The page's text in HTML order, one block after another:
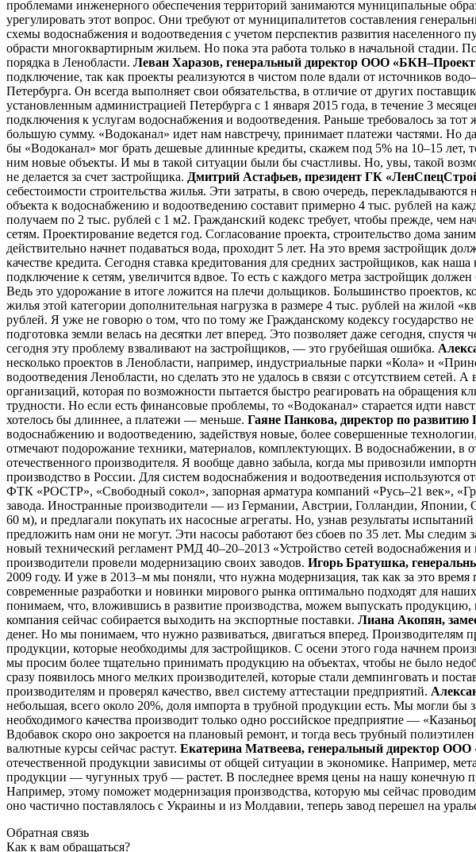
проблемами инженерного обеспечения территорий занимаются муниципальные
урегулировать этот вопрос. Они требуют от муниципалитетов составления
схемы водоснабжения и водоотведения с учетом перспектив развития населенного
обрасти многоквартирным жильем. Но пока эта работа только в начальной стадии.
порядка в Ленобласти. Леван Харазов, генеральный директор ООО
подключение, так как проекты реализуются в чистом поле вдали от источников
Петербурга. Он всегда выполняет свои обязательства, в отличие от других
установленным администрацией Петербурга с 1 января 2015 года, в течение 3
подключения к услугам водоснабжения и водоотведения. Раньше требовалось за
большую сумму. «Водоканал» идет нам навстречу, принимает платежи частями. Но
бы «Водоканал» мог брать дешевые длинные кредиты, скажем под 5% на 10–15 лет,
ним новые объекты. И мы в такой ситуации были бы счастливы. Но, увы, такой
не делается за счет застройщика. Дмитрий Астафьев, президент ГК
себестоимости строительства жилья. Эти затраты, в свою очередь,
объекта к водоснабжению и водоотведению составит примерно 4 тыс. рублей на
получаем по 2 тыс. рублей с 1 м2. Гражданский кодекс требует, чтобы прежде, чем
сетям. Проектирование ведется год. Согласование проекта, строительство дома
действительно начнет подаваться вода, проходит 5 лет. На это время застройщик
качестве кредита. Сегодня ставка кредитования для средних застройщиков, как
подключение к сетям, увеличится вдвое. То есть с каждого метра застройщик
Ведь это удорожание в итоге ложится на плечи дольщиков. Большинство проектов,
жилья этой категории дополнительная нагрузка в размере 4 тыс. рублей на жилой
рублей. Я уже не говорю о том, что по тому же Гражданскому кодексу государство
подготовка земли велась на десятки лет вперед. Это позволяет даже сегодня,
сегодня эту проблему взваливают на застройщиков, — это грубейшая ошибка.
несколько проектов в Ленобласти, например, индустриальные парки «Кола» и
водоотведения Ленобласти, но сделать это не удалось в связи с отсутствием
организаций, которая по возможности пытается быстро реагировать на обращения
трудности. Но если есть финансовые проблемы, то «Водоканал» старается идти
хотелось бы длиннее, а платежи — меньше. Гаяне Панкова, директор по
водоснабжению и водоотведению, задействуя новые, более совершенные
отмечают подорожание техники, материалов, комплектующих. В водоснабжении, в
отечественного производителя. Я вообще давно забыла, когда мы привозили
производство в России. Для систем водоснабжения и водоотведения
ФТК «РОСТР», «Свободный сокол», запорная арматура компаний «Русь–21 век»,
завода. Иностранные производители — из Германии, Австрии, Голландии,
60 м), и предлагали покупать их насосные агрегаты. Но, узнав результаты
предложить нам они не могут. Эти насосы работают без сбоев по 35 лет. Мы
новый технический регламент РМД 40–20–2013 «Устройство сетей водоснабжения
производители провели модернизацию своих заводов. Игорь Братушка,
2009 году. И уже в 2013–м мы поняли, что нужна модернизация, так как за это
современные разработки и новинки мирового рынка оптимально подходят для
понимаем, что, вложившись в развитие производства, можем выпускать
компания сейчас собирается выходить на экспортные поставки. Лиана Акопян,
денег. Но мы понимаем, что нужно развиваться, двигаться вперед.
продукции, которые необходимы для застройщиков. С осени этого года начнем
мы просим более тщательно принимать продукцию на объектах, чтобы не было
сразу появилось много мелких производителей, которые стали демпинговать и
производителям и проверял качество, ввел систему аттестации предприятий.
небольшая, всего около 20%, доля импорта в трубной продукции есть. Мы могли
необходимого качества производит только одно российское предприятие —
Вдобавок скоро оно закроется на плановый ремонт, и тогда весь трубный
валютные курсы сейчас растут. Екатерина Матвеева, генеральный директор
отечественной продукции зависимы от общей ситуации в экономике. Например,
продукции — чугунных труб — растет. В последнее время цены на нашу
Например, этому поможет модернизация производства, которую мы сейчас
оно частично поставлялось с Украины и из Молдавии, теперь завод перешел на
Обратная связь
Как к вам обращаться?